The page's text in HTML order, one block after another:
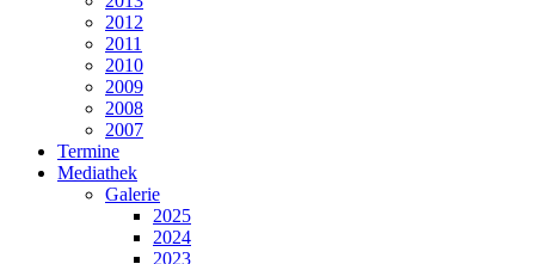
2012
2011
2010
2009
2008
2007
Termine
Mediathek
Galerie
2025
2024
2023